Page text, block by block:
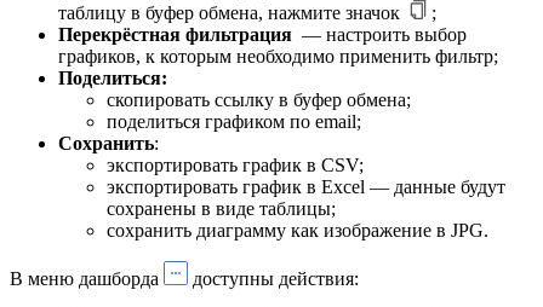
таблицу в буфер обмена, нажмите значок
;
Перекрёстная фильтрация — настроить выбор
графиков, к которым необходимо применить фильтр;
Поделиться:
скопировать ссылку в буфер обмена;
поделиться графиком по email;
Сохранить:
экспортировать график в CSV;
экспортировать график в Excel — данные будут
сохранены в виде таблицы;
сохранить диаграмму как изображение в JPG.
В меню дашборда
доступны действия: